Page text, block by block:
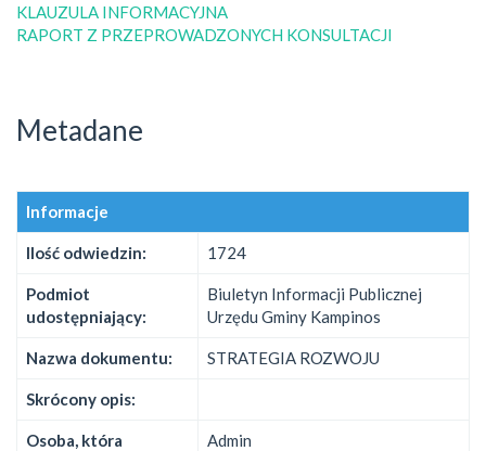
KLAUZULA INFORMACYJNA
RAPORT Z PRZEPROWADZONYCH KONSULTACJI
Metadane
Informacje
Ilość odwiedzin: 1724
Podmiot
udostępniający:
Biuletyn Informacji Publicznej
Urzędu Gminy Kampinos
Nazwa dokumentu: STRATEGIA ROZWOJU
Skrócony opis:
Osoba, która
Admin